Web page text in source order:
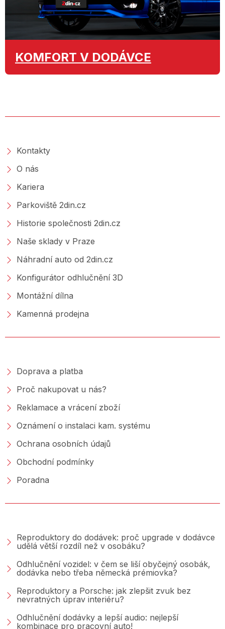
KOMFORT V DODÁVCE
Kontakty
O nás
Kariera
Parkoviště 2din.cz
Historie společnosti 2din.cz
Naše sklady v Praze
Náhradní auto od 2din.cz
Konfigurátor odhlučnění 3D
Montážní dílna
Kamenná prodejna
Doprava a platba
Proč nakupovat u nás?
Reklamace a vrácení zboží
Oznámení o instalaci kam. systému
Ochrana osobních údajů
Obchodní podmínky
Poradna
Reproduktory do dodávek: proč upgrade v dodávce
udělá větší rozdíl než v osobáku?
Odhlučnění vozidel: v čem se liší obyčejný osobák,
dodávka nebo třeba německá prémiovka?
Reproduktory a Porsche: jak zlepšit zvuk bez
nevratných úprav interiéru?
Odhlučnění dodávky a lepší audio: nejlepší
kombinace pro pracovní auto!